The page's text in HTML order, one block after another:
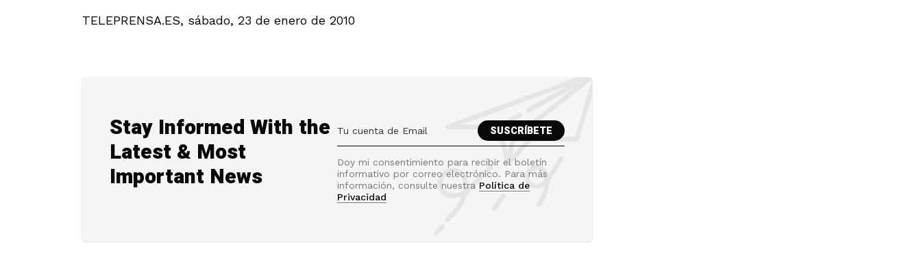
TELEPRENSA.ES, sábado, 23 de enero de 2010
Stay Informed With the
Latest & Most
Important News
Doy mi consentimiento para recibir el boletín
informativo por correo electrónico. Para más
información, consulte nuestra Política de
Privacidad